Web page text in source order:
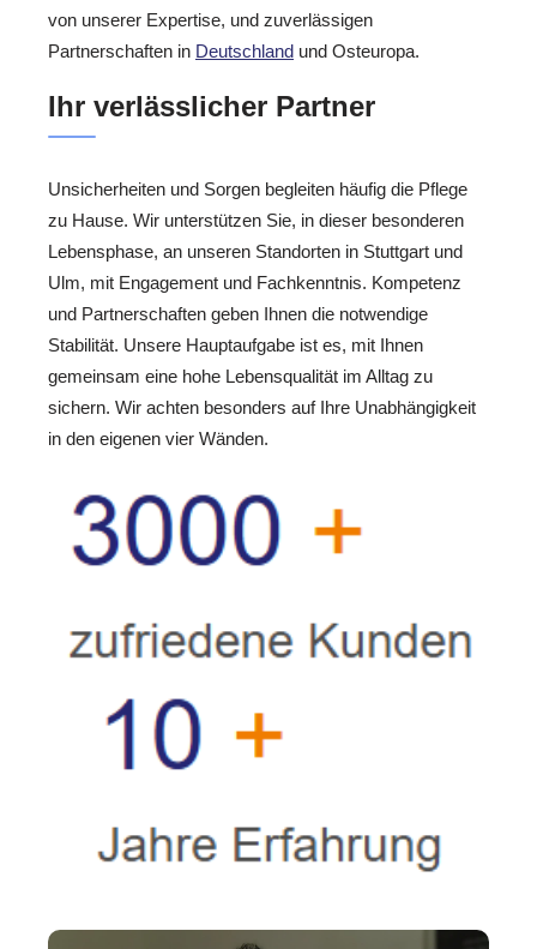
von unserer Expertise, und zuverlässigen
Partnerschaften in Deutschland und Osteuropa.
Ihr verlässlicher Partner
Unsicherheiten und Sorgen begleiten häufig die Pflege
zu Hause. Wir unterstützen Sie, in dieser besonderen
Lebensphase, an unseren Standorten in Stuttgart und
Ulm, mit Engagement und Fachkenntnis. Kompetenz
und Partnerschaften geben Ihnen die notwendige
Stabilität. Unsere Hauptaufgabe ist es, mit Ihnen
gemeinsam eine hohe Lebensqualität im Alltag zu
sichern. Wir achten besonders auf Ihre Unabhängigkeit
in den eigenen vier Wänden.